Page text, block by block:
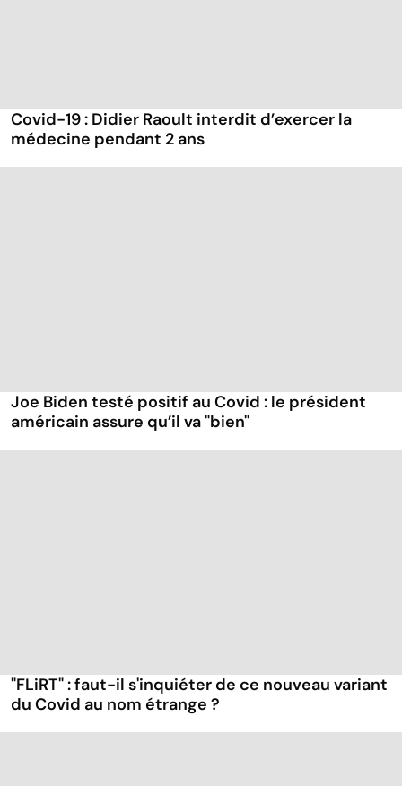
Covid-19 : Didier Raoult interdit d’exercer la
médecine pendant 2 ans
Joe Biden testé positif au Covid : le président
américain assure qu’il va "bien"
"FLiRT" : faut-il s'inquiéter de ce nouveau variant
du Covid au nom étrange ?